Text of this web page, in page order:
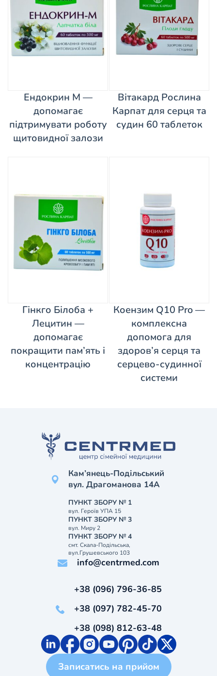
Ендокрин М —
допомагає
підтримувати роботу
щитовидної залози
Вітакард Рослина
Карпат для серця та
судин 60 таблеток
Гінкго Білоба +
Лецитин —
допомагає
покращити пам’ять і
концентрацію
Коензим Q10 Pro —
комплексна
допомога для
здоров’я серця та
серцево-судинної
системи
Кам’янець-Подільський
вул. Драгоманова 14А
ПУНКТ ЗБОРУ № 1
вул. Героїв УПА 15
ПУНКТ ЗБОРУ № 3
вул. Миру 2
ПУНКТ ЗБОРУ № 4
смт. Скала-Подільська,
вул.Грушевського 103
info@centrmed.com
+38 (096) 796-36-85
+38 (097) 782-45-70
+38 (098) 812-63-48
Записатись на прийом